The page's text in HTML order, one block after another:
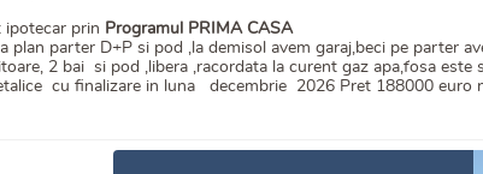
ipotecar prin Programul PRIMA CASA
plan parter D+P si pod ,la demisol avem garaj,beci pe parter
2 bai si pod ,libera ,racordata la curent gaz apa,fosa este
cu finalizare in luna decembrie 2026 Pret 188000 euro